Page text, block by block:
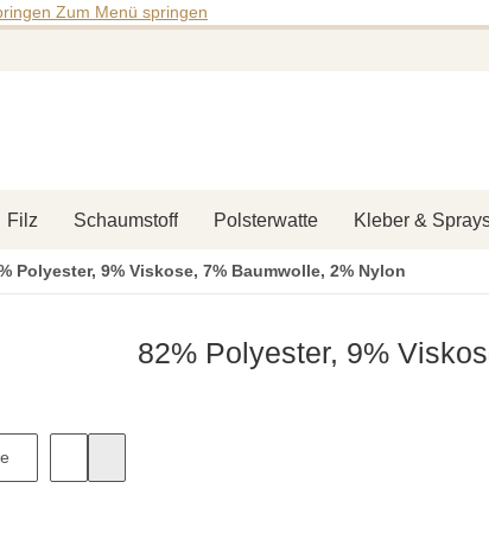
Zum Menü springen
Filz Schaumstoff Polsterwatte Kleber &
Polyester, 9% Viskose, 7% Baumwolle, 2% Nylon
82% Polyester, 9%